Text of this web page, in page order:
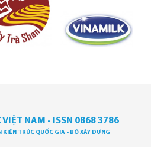
VIỆT NAM - ISSN 0868 3786
KIẾN TRÚC QUỐC GIA - BỘ XÂY DỰNG